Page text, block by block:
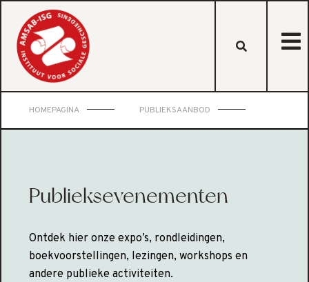
HOMEPAGINA PUBLIEKSAANBOD
Publieksevenementen
Ontdek hier onze expo’s, rondleidingen,
boekvoorstellingen, lezingen, workshops en
andere publieke activiteiten.